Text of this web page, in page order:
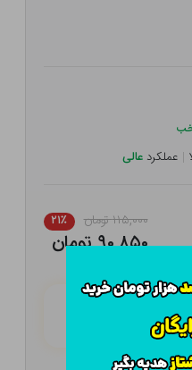
| عملکرد عالی
۱۱۵,۰۰۰ تومان ۲۱٪
۹۰,۸۵۰ تومان
۲۲,۷۱۳ تومان